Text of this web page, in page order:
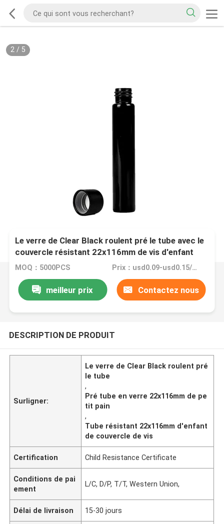
2/ 5
Le verre de Clear Black roulent pré le tube avec le
couvercle résistant 22x116mm de vis d'enfant
MOQ：5000PCS Prix：usd0.09-usd0.15/pc based on the quantity
meilleur prix Contactez nous
DESCRIPTION DE PRODUIT
Surligner:
Le verre de Clear Black roulent pré
le tube
,
Pré tube en verre 22x116mm de pe
tit pain
,
Tube résistant 22x116mm d'enfant
de couvercle de vis
Certification Child Resistance Certificate
Conditions de pai
ement
L/C, D/P, T/T, Western Union,
Délai de livraison 15-30 jours